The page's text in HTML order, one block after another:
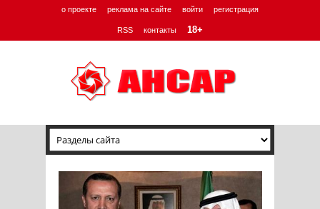
о проекте реклама на сайте войти регистрация
RSS контакты 18+